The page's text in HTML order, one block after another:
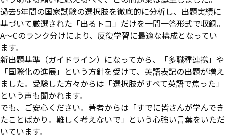
過去5年間の国家試験の選択肢を徹底的に分析し、出題実績に
基づいて厳選された「出るトコ」だけを一問一答形式で収録。
A～Cのランク分けにより、反復学習に最適な構成となってい
ます。
新出題基準（ガイドライン）になってから、「多職種連携」や
「国際化の進展」という方針を受けて、英語表記の出題が増え
ました。受験した方々からは「選択肢がすべて英語で焦った」
という声も聞かれます。
でも、ご安心ください。著者からは「すでに皆さんが学んでき
たことばかり。難しく考えないで」という心強い言葉をいただ
いています。